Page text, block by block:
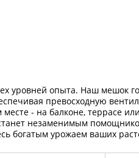
уровней опыта. Наш мешок
превосходную
- на балконе, террасе
незаменимым
богатым урожаем ваших